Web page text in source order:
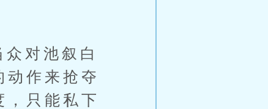
对池叙白
作来抢夺
只能私下